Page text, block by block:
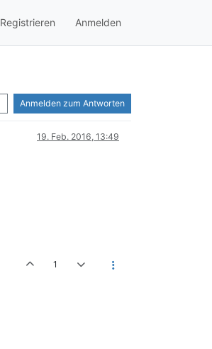
Registrieren Anmelden
Anmelden zum Antworten
19. Feb. 2016, 13:49
1